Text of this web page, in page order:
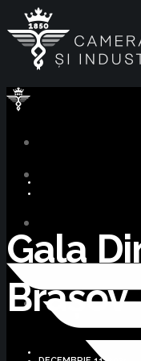
OPORTUNITĂȚI
Gala
Brașov